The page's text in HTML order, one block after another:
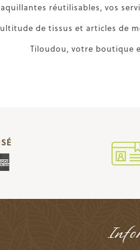
réutilisables, vos
de tissus et articles de
Tiloudou, votre boutique